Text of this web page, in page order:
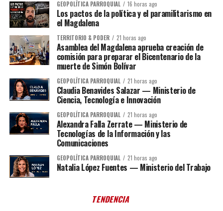
GEOPOLÍTICA PARROQUIAL 16 horas ago
Los pactos de la política y el paramilitarismo en
el Magdalena
TERRITORIO & PODER 21 horas ago
Asamblea del Magdalena aprueba creación de
comisión para preparar el Bicentenario de la
muerte de Simón Bolívar
GEOPOLÍTICA PARROQUIAL 21 horas ago
Claudia Benavides Salazar — Ministerio de
Ciencia, Tecnología e Innovación
GEOPOLÍTICA PARROQUIAL 21 horas ago
Alexandra Falla Zerrate — Ministerio de
Tecnologías de la Información y las
Comunicaciones
GEOPOLÍTICA PARROQUIAL 21 horas ago
Natalia López Fuentes — Ministerio del Trabajo
TENDENCIA